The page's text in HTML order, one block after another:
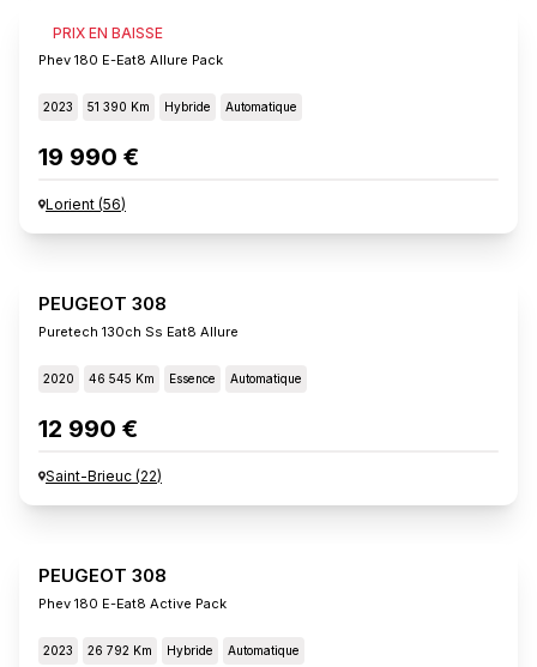
PRIX EN BAISSE
PEUGEOT 308
Phev 180 E-Eat8 Allure Pack
2023 51 390 Km Hybride Automatique
19 990 €
Lorient (56)
PEUGEOT 308
Puretech 130ch Ss Eat8 Allure
2020 46 545 Km Essence Automatique
12 990 €
Saint-Brieuc (22)
PEUGEOT 308
Phev 180 E-Eat8 Active Pack
2023 26 792 Km Hybride Automatique